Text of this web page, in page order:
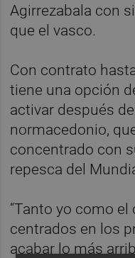
Agirrezabala con
que el vasco.
Con contrato
tiene una opción
activar después
normacedonio,
concentrado con
repesca del
“Tanto yo como
centrados en los
acabar lo más